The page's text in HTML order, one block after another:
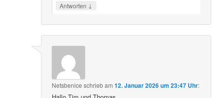
Antworten ↓
Netsbenice schriebam12. Januar 2026 um 23:47 Uhr: